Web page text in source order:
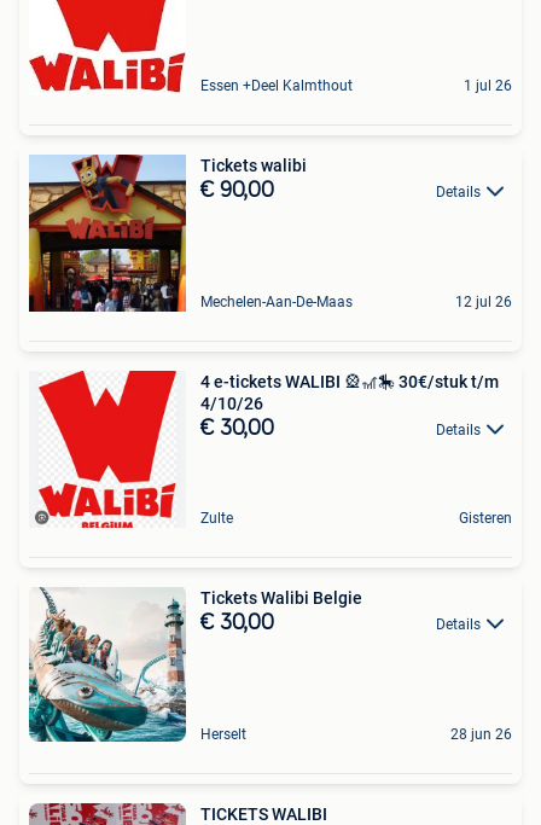
Essen +Deel Kalmthout 1 jul 26
Tickets walibi
€ 90,00 Details
Mechelen-Aan-De-Maas 12 jul 26
4 e-tickets WALIBI 🎡🎢🎠 30€/stuk t/m
4/10/26
€ 30,00 Details
Zulte Gisteren
Tickets Walibi Belgie
€ 30,00 Details
Herselt 28 jun 26
TICKETS WALIBI